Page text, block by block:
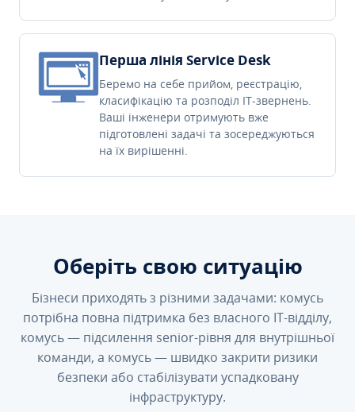
Перша лінія Service Desk
Беремо на себе прийом, реєстрацію,
класифікацію та розподіл IT-звернень.
Ваші інженери отримують вже
підготовлені задачі та зосереджуються
на їх вирішенні.
Оберіть свою ситуацію
Бізнеси приходять з різними задачами: комусь
потрібна повна підтримка без власного IT-відділу,
комусь — підсилення senior-рівня для внутрішньої
команди, а комусь — швидко закрити ризики
безпеки або стабілізувати успадковану
інфраструктуру.